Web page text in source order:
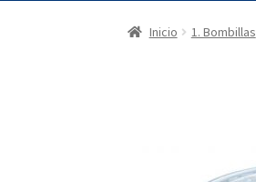
Inicio 1. Bombillas